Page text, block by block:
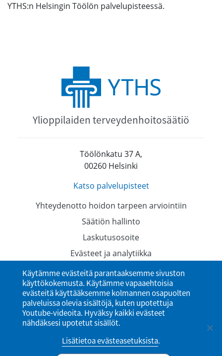
YTHS:n Helsingin Töölön palvelupisteessä.
Ylioppilaiden terveydenhoitosäätiö
Töölönkatu 37 A,
00260 Helsinki
Katso palvelupisteet
Yhteydenotto hoidon tarpeen arviointiin
Säätiön hallinto
Laskutusosoite
Evästeet ja analytiikka
Tietosuojaselosteet
Saavutettavuusseloste
Käytämme evästeitä parantaaksemme sivuston
käyttökokemusta. Käytämme vapaaehtoisia
evästeitä käyttääksemme kolmannen osapuolten
palveluissa olevia sisältöjä, kuten upotettuja
Youtube-videoita. Hyväksy kaikki evästeet
nähdäksesi upotetut sisällöt.
Lisätietoa evästeasetuksista.